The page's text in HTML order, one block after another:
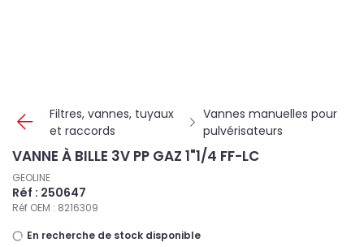
Filtres, vannes, tuyaux
et raccords
Vannes manuelles pour
pulvérisateurs
VANNE À BILLE 3V PP GAZ 1"1/4 FF-LC
GEOLINE
Réf : 250647
Réf OEM : 8216309
En recherche de stock disponible